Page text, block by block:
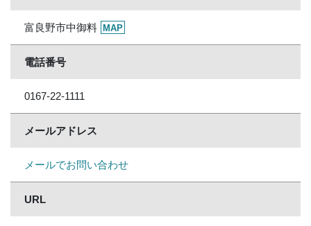
富良野市中御料 MAP
電話番号
0167-22-1111
メールアドレス
メールでお問い合わせ
URL